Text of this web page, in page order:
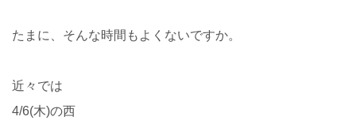
たまに、そんな時間もよくないですか。
近々では
4/6(木)の西